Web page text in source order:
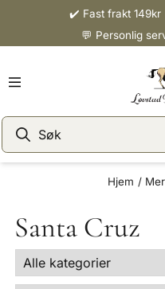
Hopp til innhold✔️ Fast frakt 149kr
💬 Personlig
Hjem /
Santa Cruz